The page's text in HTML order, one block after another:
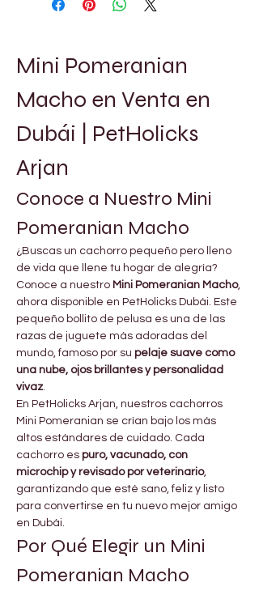
Mini Pomeranian
Macho en Venta en
Dubái | PetHolicks
Arjan
Conoce a Nuestro Mini
Pomeranian Macho
¿Buscas un cachorro pequeño pero lleno
de vida que llene tu hogar de alegría?
Conoce a nuestro Mini Pomeranian Macho,
ahora disponible en PetHolicks Dubái. Este
pequeño bollito de pelusa es una de las
razas de juguete más adoradas del
mundo, famoso por su pelaje suave como
una nube, ojos brillantes y personalidad
vivaz.
En PetHolicks Arjan, nuestros cachorros
Mini Pomeranian se crían bajo los más
altos estándares de cuidado. Cada
cachorro es puro, vacunado, con
microchip y revisado por veterinario,
garantizando que esté sano, feliz y listo
para convertirse en tu nuevo mejor amigo
en Dubái.
Por Qué Elegir un Mini
Pomeranian Macho